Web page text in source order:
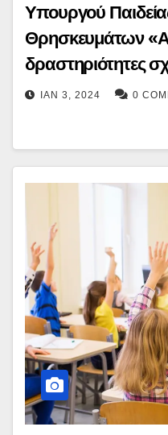
Υπουργού
Θρησκευμάτων
δραστηριότητες
Πρωτοβάθμιας και
ΙΑΝ 3, 2024 0